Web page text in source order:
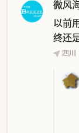
微风
以前
终还
四川